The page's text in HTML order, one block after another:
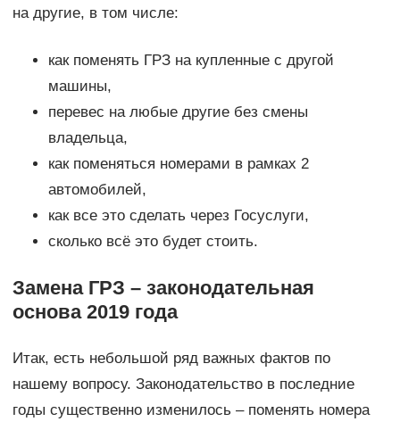
на другие, в том числе:
как поменять ГРЗ на купленные с другой
машины,
перевес на любые другие без смены
владельца,
как поменяться номерами в рамках 2
автомобилей,
как все это сделать через Госуслуги,
сколько всё это будет стоить.
Замена ГРЗ – законодательная
основа 2019 года
Итак, есть небольшой ряд важных фактов по
нашему вопросу. Законодательство в последние
годы существенно изменилось – поменять номера